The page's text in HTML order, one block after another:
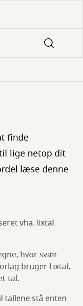
finde
lige netop dit
læse denne
vha. lixtal
hvor svær
bruger Lixtal,
tal.
tallene stå enten